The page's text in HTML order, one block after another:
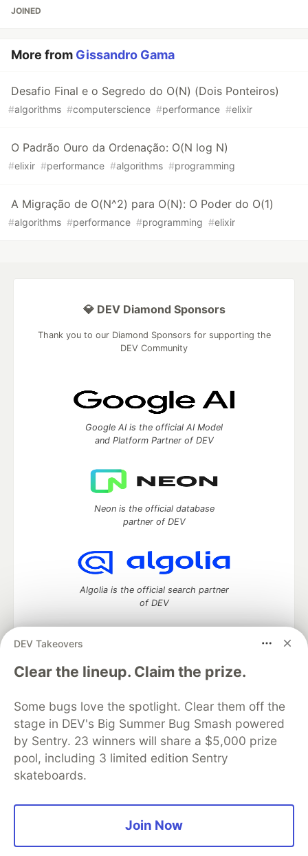
JOINED
More from Gissandro Gama
Desafio Final e o Segredo do O(N) (Dois Ponteiros)
#algorithms #computerscience #performance #elixir
O Padrão Ouro da Ordenação: O(N log N)
#elixir #performance #algorithms #programming
A Migração de O(N^2) para O(N): O Poder do O(1)
#algorithms #performance #programming #elixir
DEV Takeovers
Clear the lineup. Claim the prize.
Some bugs love the spotlight. Clear them off the
stage in DEV's Big Summer Bug Smash powered
by Sentry. 23 winners will share a $5,000 prize
pool, including 3 limited edition Sentry
skateboards.
Join Now
💎 DEV Diamond Sponsors
Thank you to our Diamond Sponsors for supporting the
DEV Community
Google AI is the official AI Model
and Platform Partner of DEV
Neon is the official database
partner of DEV
Algolia is the official search partner
of DEV
DEV Community— A space to discuss and keep up software
development and manage your software career
DEV Education Tracks
DEV Help
Advertise on DEV
Organization Accounts
DEV Showcase About
Contact
Free Postgres Database
DEV Shop
MLH
Code of Conduct
Privacy Policy
Terms of Use
Built on
Forem — the software that powers
and other inclusive communities.